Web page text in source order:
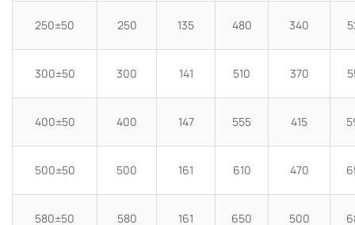
250±50 250 135 480 340
300±50 300 141 510 370
400±50 400 147 555 415
500±50 500 161 610 470
580±50 580 161 650 500